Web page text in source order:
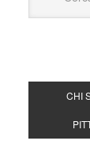
CHI